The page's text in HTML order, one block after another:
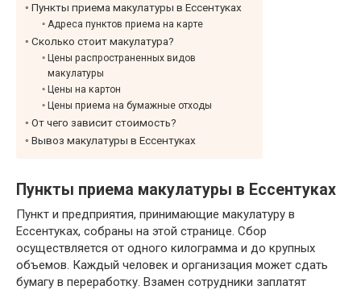
Пункты приема макулатуры в Ессентуках
Адреса пунктов приема на карте
Сколько стоит макулатура?
Цены распространенных видов
макулатуры
Цены на картон
Цены приема на бумажные отходы
От чего зависит стоимость?
Вывоз макулатуры в Ессентуках
Пункты приема макулатуры в Ессентуках
Пункт и предприятия, принимающие макулатуру в
Ессентуках, собраны на этой странице. Сбор
осуществляется от одного килограмма и до крупных
объемов. Каждый человек и организация может сдать
бумагу в переработку. Взамен сотрудники заплатят